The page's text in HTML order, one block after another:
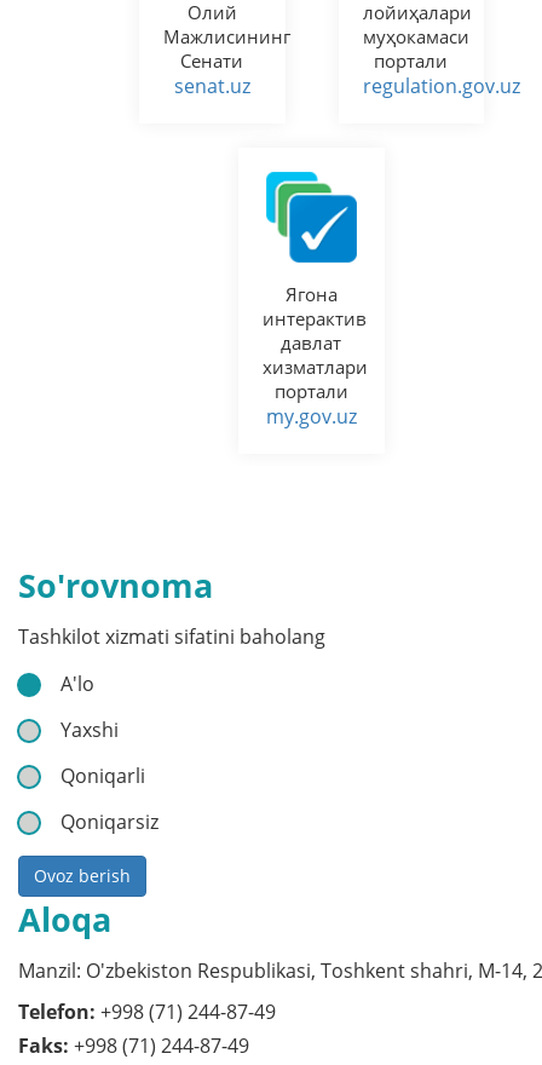
Олий
Мажлисининг
Сенати
senat.uz
лойиҳалари
муҳокамаси
портали
regulation.gov.uz
Ягона
интерактив
давлат
хизматлари
портали
my.gov.uz
So'rovnoma
Tashkilot xizmati sifatini baholang
A'lo
Yaxshi
Qoniqarli
Qoniqarsiz
Ovoz berish
Aloqa
Manzil: O'zbekiston Respublikasi, Toshkent shahri, M-14,
Telefon: +998 (71) 244-87-49
Faks: +998 (71) 244-87-49